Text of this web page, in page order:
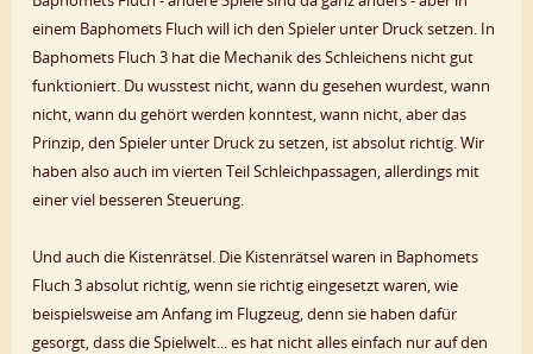
einem Baphomets Fluch will ich den Spieler unter Druck setzen. In
Baphomets Fluch 3 hat die Mechanik des Schleichens nicht gut
funktioniert. Du wusstest nicht, wann du gesehen wurdest, wann
nicht, wann du gehört werden konntest, wann nicht, aber das
Prinzip, den Spieler unter Druck zu setzen, ist absolut richtig. Wir
haben also auch im vierten Teil Schleichpassagen, allerdings mit
einer viel besseren Steuerung.
Und auch die Kistenrätsel. Die Kistenrätsel waren in Baphomets
Fluch 3 absolut richtig, wenn sie richtig eingesetzt waren, wie
beispielsweise am Anfang im Flugzeug, denn sie haben dafür
gesorgt, dass die Spielwelt... es hat nicht alles einfach nur auf den